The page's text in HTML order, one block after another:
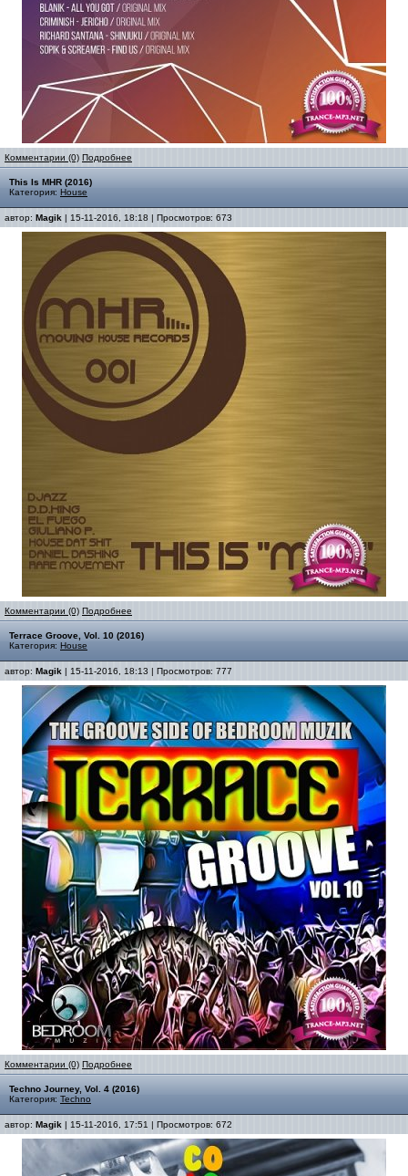
Комментарии (0) Подробнее
This Is MHR (2016)
Категория: House
автор: Magik | 15-11-2016, 18:18 | Просмотров: 673
Комментарии (0) Подробнее
Terrace Groove, Vol. 10 (2016)
Категория: House
автор: Magik | 15-11-2016, 18:13 | Просмотров: 777
Комментарии (0) Подробнее
Techno Journey, Vol. 4 (2016)
Категория: Techno
автор: Magik | 15-11-2016, 17:51 | Просмотров: 672